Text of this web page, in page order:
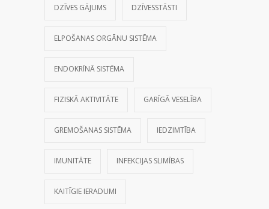
DZĪVES GĀJUMS DZĪVESSTĀSTI
ELPOŠANAS ORGĀNU SISTĒMA
ENDOKRĪNĀ SISTĒMA
FIZISKĀ AKTIVITĀTE GARĪGĀ VESELĪBA
GREMOŠANAS SISTĒMA IEDZIMTĪBA
IMUNITĀTE INFEKCIJAS SLIMĪBAS
KAITĪGIE IERADUMI